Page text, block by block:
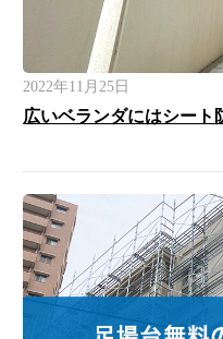
2022年11月25日
広いベランダにはシート